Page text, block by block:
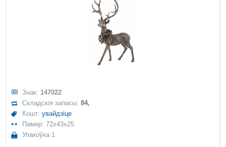
Знак: 147022
Складскія запасы:84,
Кошт:увайдзіце
Памер: 72x43x25
Упакоўка 1